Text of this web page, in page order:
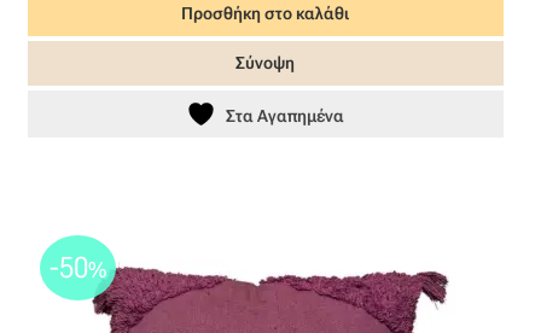
was:
75,00 €.
τιμή
είναι:
Προσθήκη στο καλάθι
Σύνοψη
Στα Αγαπημένα
-50%